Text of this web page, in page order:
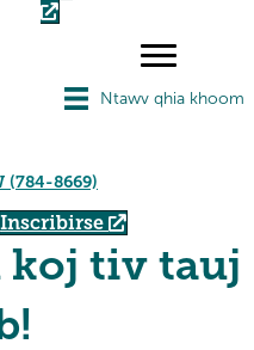
Ntawv qhia khoom
(784-8669)
Inscribirse
koj tiv tauj